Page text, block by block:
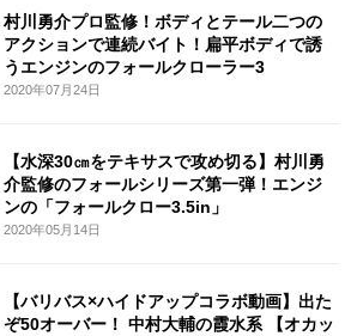
村川勇介プロ監修！ボディとテール二つの
アクションで連続バイト！扁平ボディで誘
うエンジンのフォールクローラー3
2020年07月24日
【水深30㎝をテキサスで攻め切る】村川勇
介監修のフォールシリーズ第一弾！エンジ
ンの「フォールクロー3.5in」
2020年05月14日
【バリバス×ハイドアップコラボ動画】出た
ぞ50オーバー！ 中村大輔の霞水系 【オカッ